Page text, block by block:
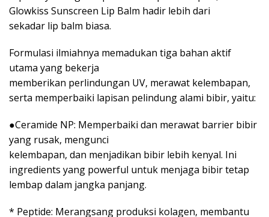
Glowkiss Sunscreen Lip Balm hadir lebih dari
sekadar lip balm biasa.
Formulasi ilmiahnya memadukan tiga bahan aktif
utama yang bekerja
memberikan perlindungan UV, merawat kelembapan,
serta memperbaiki lapisan pelindung alami bibir, yaitu:
●Ceramide NP: Memperbaiki dan merawat barrier bibir
yang rusak, mengunci
kelembapan, dan menjadikan bibir lebih kenyal. Ini
ingredients yang powerful untuk menjaga bibir tetap
lembap dalam jangka panjang.
* Peptide: Merangsang produksi kolagen, membantu